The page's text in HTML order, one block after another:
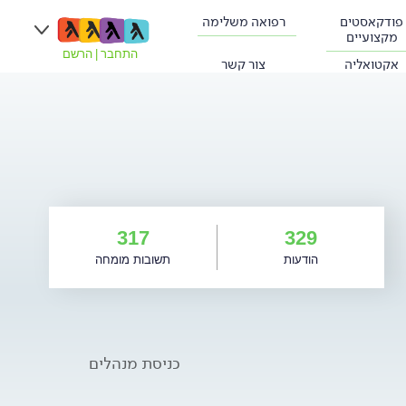
פודקאסטים
מקצועיים
רפואה משלימה
אקטואליה צור קשר
התחבר הרשם
329
הודעות
317
תשובות מומחה
כניסת מנהלים